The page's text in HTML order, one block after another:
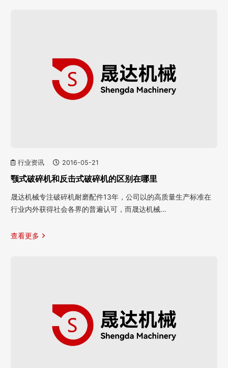
行业资讯 2016-05-21
颚式破碎机和反击式破碎机的区别在哪里
晟达机械专注破碎机耐磨配件13年，公司以的高质量生产标准在
行业内外获得社会各界的普遍认可，而晟达机械…
查看更多